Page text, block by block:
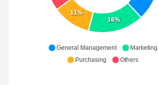
16%
11%
General Management
Marketing
Purchasing
Others